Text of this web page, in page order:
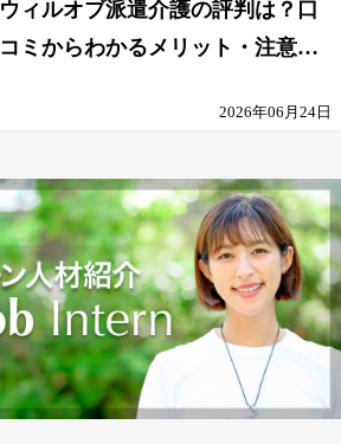
ウィルオブ派遣介護の評判は？口
コミからわかるメリット・注意点
2026年06月24日